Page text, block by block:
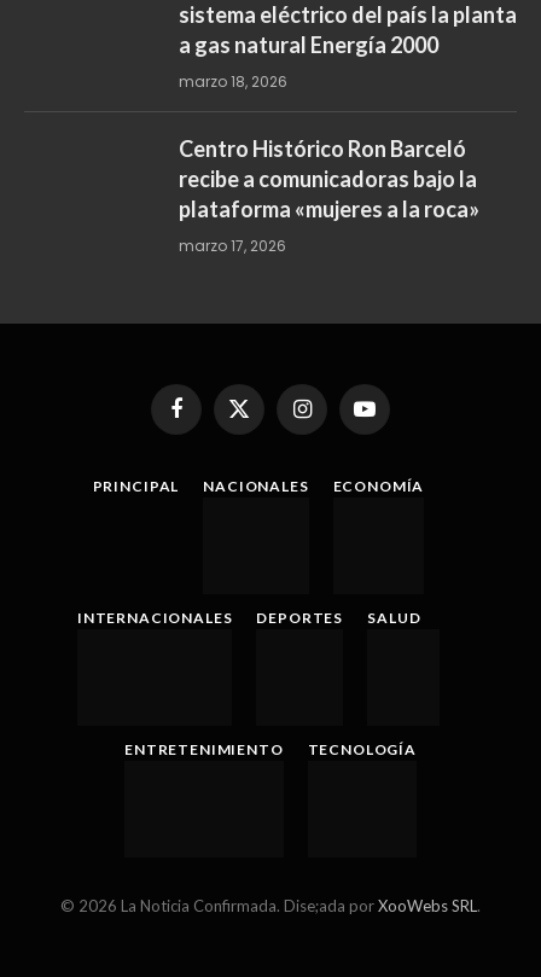
sistema eléctrico del país la planta
a gas natural Energía 2000
marzo 18, 2026
Centro Histórico Ron Barceló
recibe a comunicadoras bajo la
plataforma «mujeres a la roca»
marzo 17, 2026
FacebookX
InstagramYouTube
PRINCIPAL NACIONALES ECONOMÍA
INTERNACIONALES DEPORTES SALUD
ENTRETENIMIENTO TECNOLOGÍA
© 2026 La Noticia Confirmada. Dise;ada porXooWebs SRL.